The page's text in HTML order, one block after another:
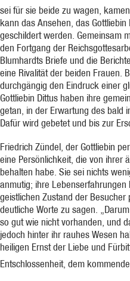
sei für sie beide zu wagen,
kann das Ansehen, das
geschildert werden. Gemeinsam
den Fortgang der
Blumhardts Briefe und die
eine Rivalität der beiden Frauen.
durchgängig den Eindruck einer
Gottliebin Dittus haben ihre
getan, in der Erwartung des bald
Dafür wird gebetet und bis zur
Friedrich Zündel, der Gottliebin
eine Persönlichkeit, die von ihrer
behalten habe. Sie sei nichts
anmutig; ihre
geistlichen Zustand der
deutliche Worte zu sagen.
so gut wie nicht vorhanden, und
jedoch hinter ihr rauhes Wesen
heiligen Ernst der Liebe und
Entschlossenheit, dem